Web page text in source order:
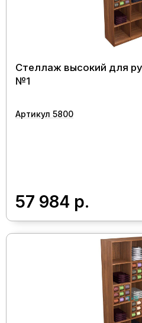
Стеллаж высокий для
№1
Артикул 5800
57 984 р.